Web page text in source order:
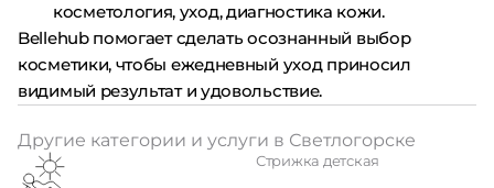
косметология, уход, диагностика кожи.
Bellehub помогает сделать осознанный выбор
косметики, чтобы ежедневный уход приносил
видимый результат и удовольствие.
Другие категории и услуги в Светлогорске
Стрижка детская